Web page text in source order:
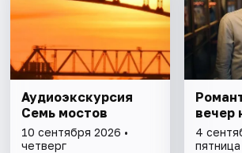
Аудиоэкскурсия
Семь мостов
10 сентября 2026 •
четверг
вечер
4
пятница